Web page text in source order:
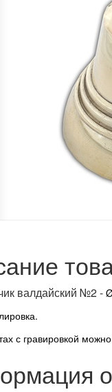
валдайский №2 -
с гравировкой